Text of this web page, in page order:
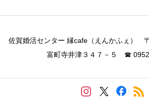
佐賀婚活センター 縁cafe（えんかふぇ）
富町寺井津３４７－５ ☎